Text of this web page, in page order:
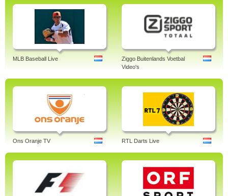
MLB Baseball Live
Ziggo Buitenlands Voetbal
Video's
Ons Oranje TV RTL Darts Live